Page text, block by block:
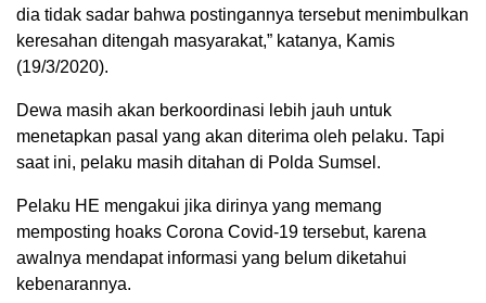
dia tidak sadar bahwa postingannya tersebut menimbulkan
keresahan ditengah masyarakat,” katanya, Kamis
(19/3/2020).
Dewa masih akan berkoordinasi lebih jauh untuk
menetapkan pasal yang akan diterima oleh pelaku. Tapi
saat ini, pelaku masih ditahan di Polda Sumsel.
Pelaku HE mengakui jika dirinya yang memang
memposting hoaks Corona Covid-19 tersebut, karena
awalnya mendapat informasi yang belum diketahui
kebenarannya.